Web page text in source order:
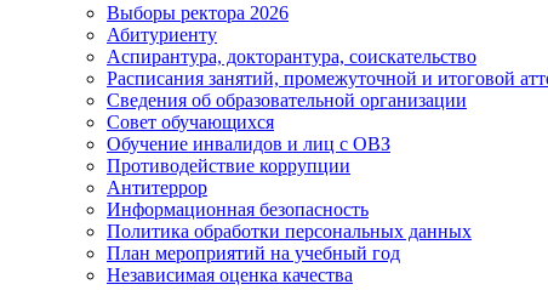
Выборы ректора 2026
Абитуриенту
Аспирантура, докторантура, соискательство
Расписания занятий, промежуточной и итоговой
Сведения об образовательной организации
Совет обучающихся
Обучение инвалидов и лиц с ОВЗ
Противодействие коррупции
Антитеррор
Информационная безопасность
Политика обработки персональных данных
План мероприятий на учебный год
Независимая оценка качества